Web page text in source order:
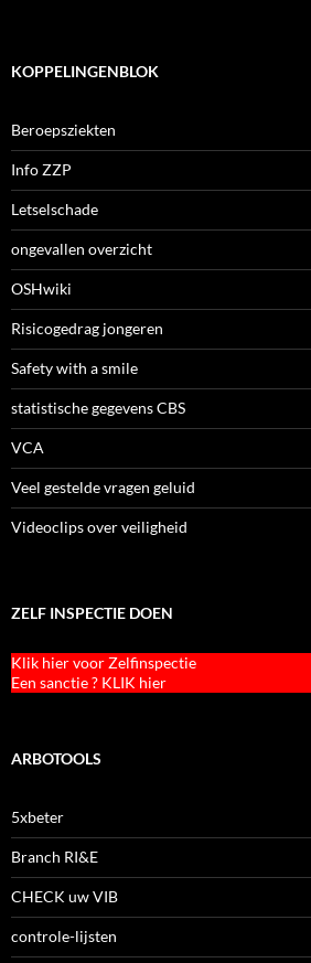
KOPPELINGENBLOK
Beroepsziekten
Info ZZP
Letselschade
ongevallen overzicht
OSHwiki
Risicogedrag jongeren
Safety with a smile
statistische gegevens CBS
VCA
Veel gestelde vragen geluid
Videoclips over veiligheid
ZELF INSPECTIE DOEN
Klik hier voor Zelfinspectie
Een sanctie ? KLIK hier
ARBOTOOLS
5xbeter
Branch RI&E
CHECK uw VIB
controle-lijsten